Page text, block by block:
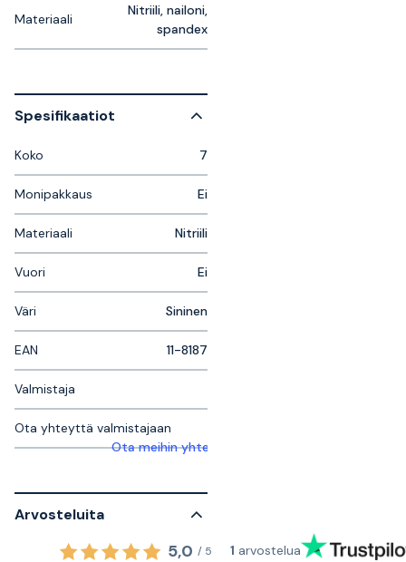
Materiaali
Nitriili, nailoni,
spandex
Spesifikaatiot
Koko 7
Monipakkaus Ei
Materiaali Nitriili
Vuori Ei
Väri Sininen
EAN 11-8187
Valmistaja
Ota yhteyttä valmistajaan
Ota meihin yhteyttä saadaksesi lisätietoja
Arvosteluita
5,0 / 5 1 arvostelua